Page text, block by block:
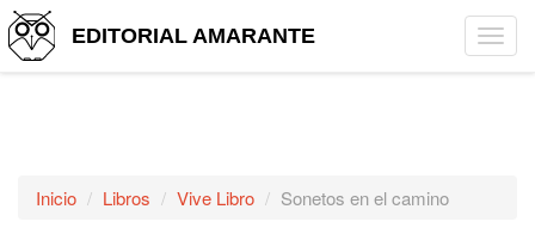
EDITORIAL AMARANTE
Inicio Libros Vive Libro Sonetos en el camino